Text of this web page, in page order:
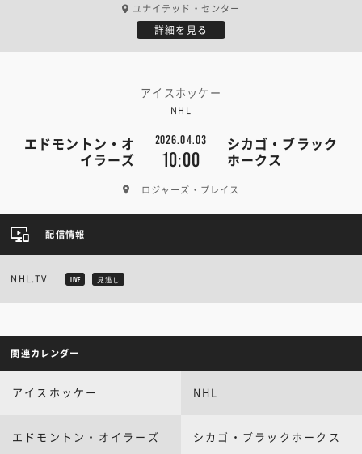
ユナイテッド・センター
詳細を見る
アイスホッケー
NHL
エドモントン・オ
イラーズ
2026.04.03
10:00
シカゴ・ブラック
ホークス
ロジャーズ・プレイス
配信情報
NHL.TV LIVE 見逃し
関連カレンダー
アイスホッケー NHL
エドモントン・オイラーズ シカゴ・ブラックホークス